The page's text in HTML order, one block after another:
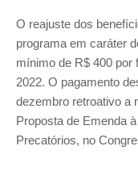
O reajuste dos
programa em caráter
mínimo de R$ 400 por
2022. O pagamento
dezembro retroativo a
Proposta de Emenda
Precatórios, no